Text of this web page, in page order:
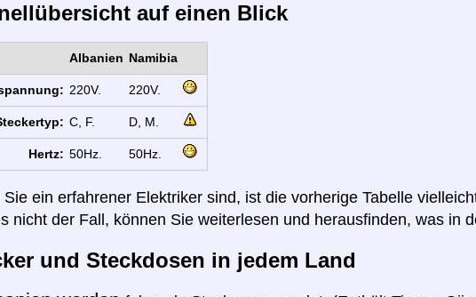
auf einen Blick
Albanien Namibia
220V. 220V.
C, F. D, M.
Hertz: 50Hz. 50Hz.
Sie ein erfahrener Elektriker sind, ist die vorherige Tabelle
nicht der Fall, können Sie weiterlesen und herausfinden, was in
und Steckdosen in jedem Land